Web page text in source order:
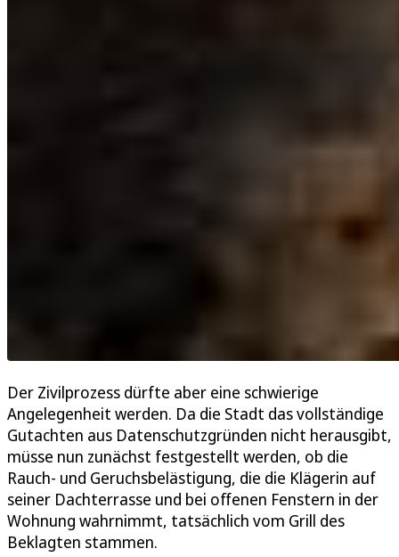
Der Zivilprozess dürfte aber eine schwierige
Angelegenheit werden. Da die Stadt das vollständige
Gutachten aus Datenschutzgründen nicht herausgibt,
müsse nun zunächst festgestellt werden, ob die
Rauch- und Geruchsbelästigung, die die Klägerin auf
seiner Dachterrasse und bei offenen Fenstern in der
Wohnung wahrnimmt, tatsächlich vom Grill des
Beklagten stammen.